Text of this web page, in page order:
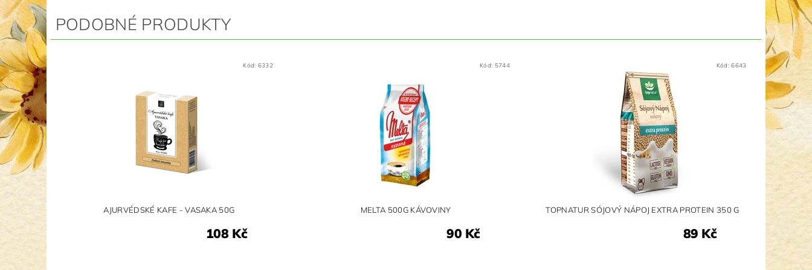
PODOBNÉ PRODUKTY
Kód: 6332
AJURVÉDSKÉ KAFE - VASAKA 50G
108 Kč
Kód: 5744
MELTA 500G KÁVOVINY
90 Kč
Kód:6643
TOPNATUR SÓJOVÝ NÁPOJ EXTRA PROTEIN 350 G
89 Kč